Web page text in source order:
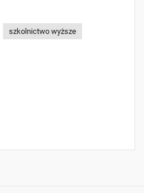
szkolnictwo wyższe